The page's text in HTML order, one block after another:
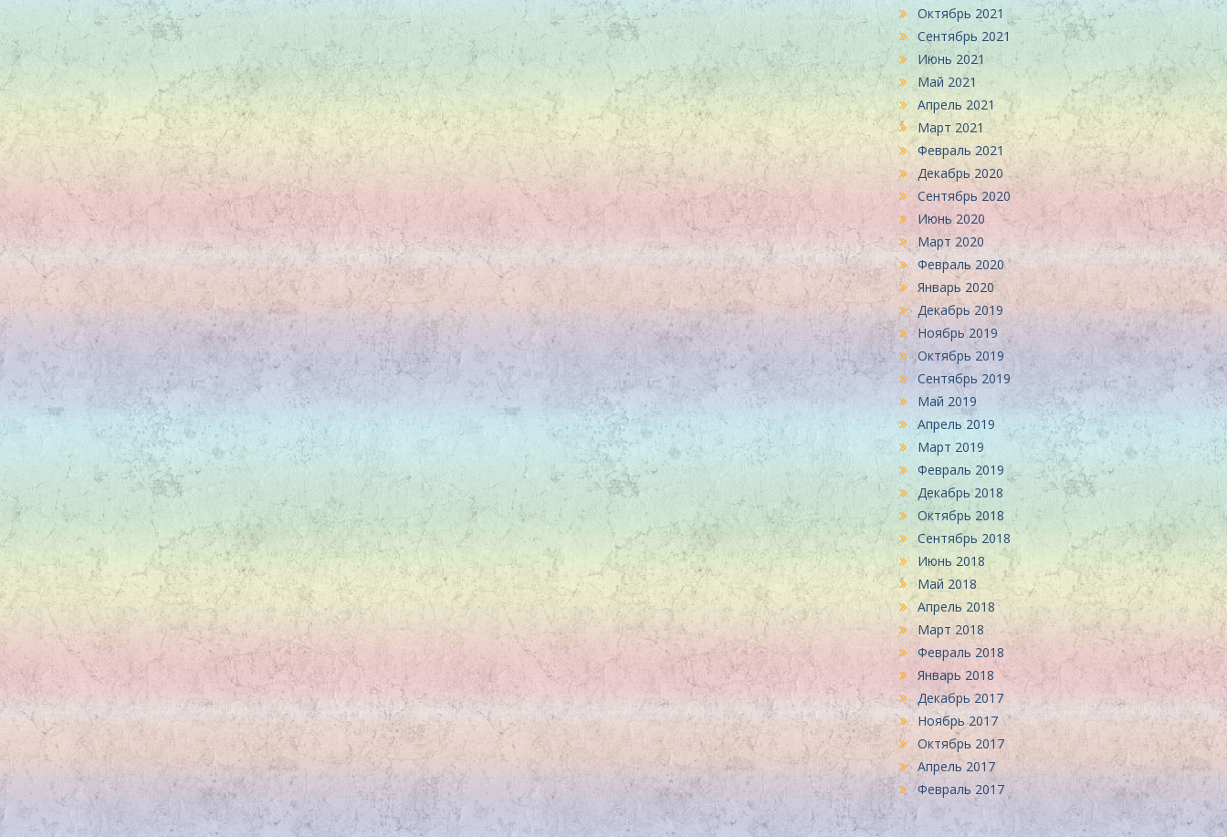
Октябрь 2021
Сентябрь 2021
Июнь 2021
Май 2021
Апрель 2021
Март 2021
Февраль 2021
Декабрь 2020
Сентябрь 2020
Июнь 2020
Март 2020
Февраль 2020
Январь 2020
Декабрь 2019
Ноябрь 2019
Октябрь 2019
Сентябрь 2019
Май 2019
Апрель 2019
Март 2019
Февраль 2019
Декабрь 2018
Октябрь 2018
Сентябрь 2018
Июнь 2018
Май 2018
Апрель 2018
Март 2018
Февраль 2018
Январь 2018
Декабрь 2017
Ноябрь 2017
Октябрь 2017
Апрель 2017
Февраль 2017